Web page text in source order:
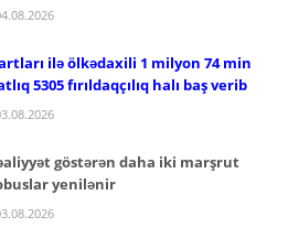
ilə ölkədaxili 1 milyon 74 min
5305 fırıldaqçılıq halı baş verib
göstərən daha iki marşrut
yenilənir